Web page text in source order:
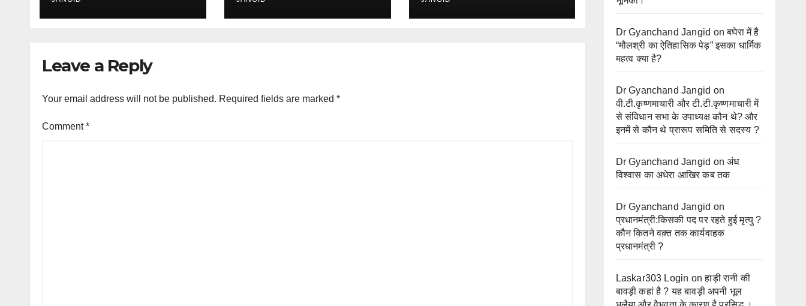
प्रेरक,हाल ही में एक घटना से
आई चर्चा में,
Leave a Reply
Your email address will not be published. Required fields are marked *
Comment*
Dr Gyanchand Jangid onबघेरा में है
“मौलश्री का ऐतिहासिक पेड़” इसका धार्मिक
महत्व क्या है?
Dr Gyanchand Jangid on
वी.टी.कृष्णमाचारी और टी.टी.कृष्णमाचारी में
से संविधान सभा के उपाध्यक्ष कौन थे? और
इनमें से कौन थे प्रारूप समिति से सदस्य ?
Dr Gyanchand Jangid onअंध
विश्वास का अधेरा आखिर कब तक
Dr Gyanchand Jangid on
प्रधानमंत्री:किसकी पद पर रहते हुई मृत्यु ?
कौन कितने वक़्त तक कार्यवाहक
प्रधानमंत्री ?
Laskar303 Login onहाड़ी रानी की
बावड़ी कहां है ? यह बावड़ी अपनी भूल